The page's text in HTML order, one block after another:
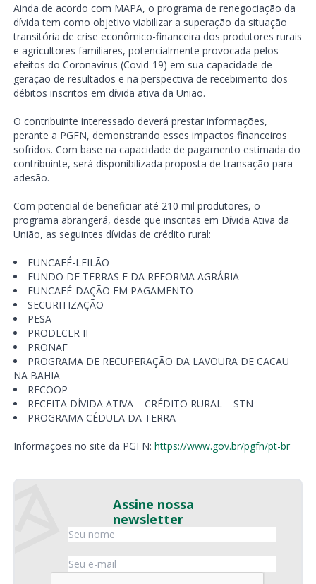
Ainda de acordo com MAPA, o programa de renegociação da
dívida tem como objetivo viabilizar a superação da situação
transitória de crise econômico-financeira dos produtores rurais
e agricultores familiares, potencialmente provocada pelos
efeitos do Coronavírus (Covid-19) em sua capacidade de
geração de resultados e na perspectiva de recebimento dos
débitos inscritos em dívida ativa da União.
O contribuinte interessado deverá prestar informações,
perante a PGFN, demonstrando esses impactos financeiros
sofridos. Com base na capacidade de pagamento estimada do
contribuinte, será disponibilizada proposta de transação para
adesão.
Com potencial de beneficiar até 210 mil produtores, o
programa abrangerá, desde que inscritas em Dívida Ativa da
União, as seguintes dívidas de crédito rural:
FUNCAFÉ-LEILÃO
FUNDO DE TERRAS E DA REFORMA AGRÁRIA
FUNCAFÉ-DAÇÃO EM PAGAMENTO
SECURITIZAÇÃO
PESA
PRODECER II
PRONAF
PROGRAMA DE RECUPERAÇÃO DA LAVOURA DE CACAU
NA BAHIA
RECOOP
RECEITA DÍVIDA ATIVA – CRÉDITO RURAL – STN
PROGRAMA CÉDULA DA TERRA
Informações no site da PGFN: https://www.gov.br/pgfn/pt-br
Assine nossa
newsletter